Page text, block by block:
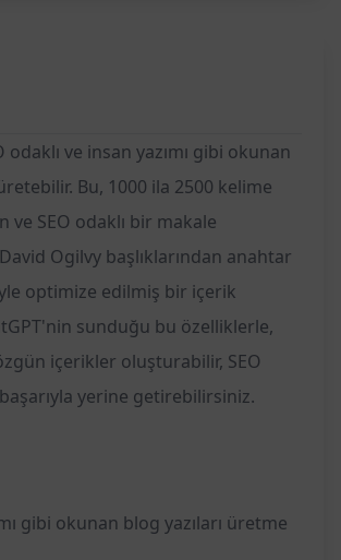
odaklı ve insan yazımı gibi okunan
Bu, 1000 ila 2500 kelime
ve SEO odaklı bir makale
Ogilvy başlıklarından anahtar
optimize edilmiş bir içerik
sunduğu bu özelliklerle,
içerikler oluşturabilir, SEO
yerine getirebilirsiniz.
gibi okunan blog yazıları üretme